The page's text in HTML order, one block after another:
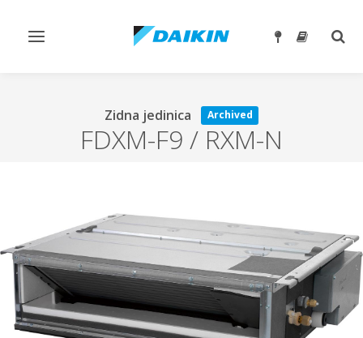
Toggle
Zidna jedinica Archived
FDXM-F9 / RXM-N